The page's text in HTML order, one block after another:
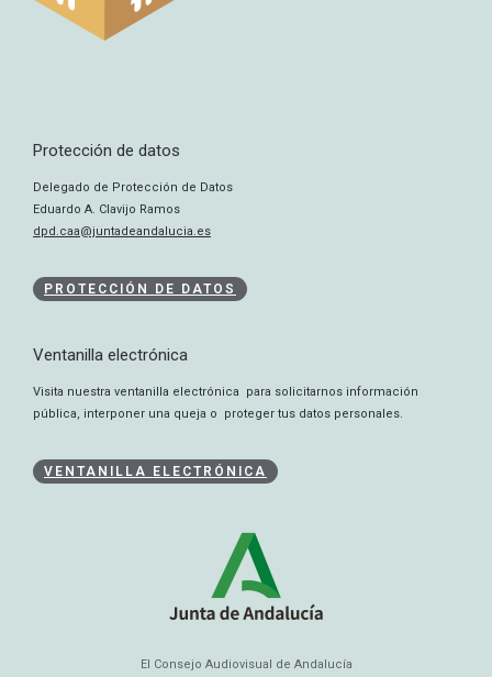
Protección de datos
Delegado de Protección de Datos
Eduardo A. Clavijo Ramos
dpd.caa@juntadeandalucia.es
PROTECCIÓN DE DATOS
Ventanilla electrónica
Visita nuestra ventanilla electrónica para solicitarnos información
pública, interponer una queja o proteger tus datos personales.
VENTANILLA ELECTRÓNICA
El Consejo Audiovisual de Andalucía